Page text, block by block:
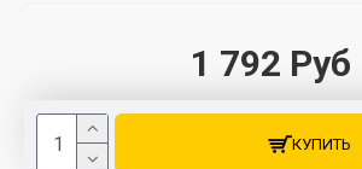
1 792 Руб
КУПИТЬ